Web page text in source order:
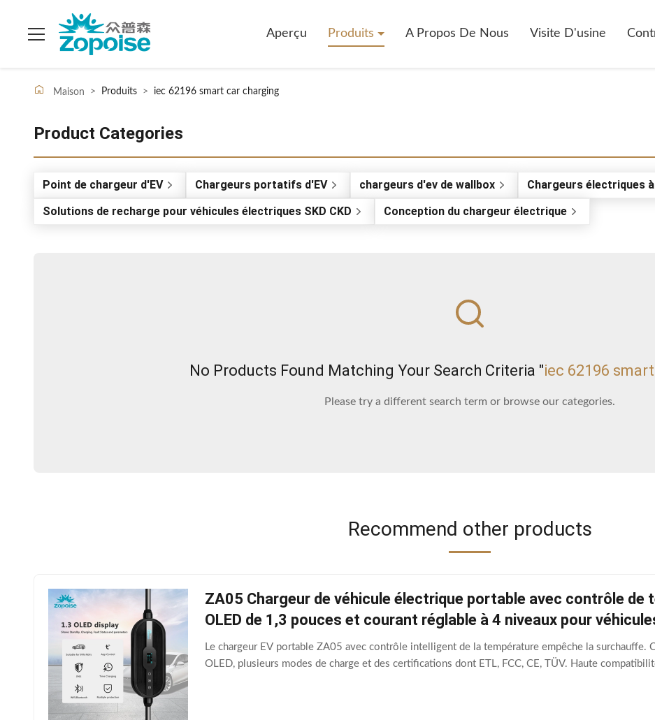
Aperçu Produits A Propos De Nous Visite D'usine
Maison > Produits > iec 62196 smart car charging
Product Categories
Point de chargeur d'EV Chargeurs portatifs d'EV chargeurs d'ev de wallbox
Chargeurs électriques
Solutions de recharge pour véhicules électriques SKD CKD
Conception du chargeur électrique
No Products Found Matching Your Search Criteria "iec 62196
Please try a different search term or browse our categories.
Recommend other products
ZA05 Chargeur de véhicule électrique portable avec contrôle
OLED de 1,3 pouces et courant réglable à 4 niveaux pour
Le chargeur EV portable ZA05 avec contrôle intelligent de la température empêche la
OLED, plusieurs modes de charge et des certifications dont ETL, FCC, CE, TÜV. Haute